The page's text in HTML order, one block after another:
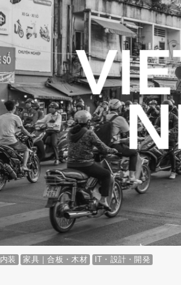
内装 家具｜合板・木材 IT・設計・開発